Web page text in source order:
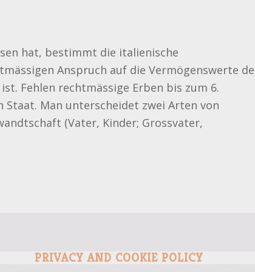
hat, bestimmt die italienische
Anspruch auf die Vermögenswerte
Fehlen rechtmässige Erben bis zum 6.
Man unterscheidet zwei Arten von
(Vater, Kinder; Grossvater,
PRIVACY AND COOKIE POLICY